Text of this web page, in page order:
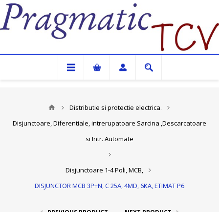
Pragmatic TCV
Distributie si protectie electrica.
Disjunctoare, Diferentiale, intrerupatoare Sarcina ,Descarcatoare
si Intr. Automate
Disjunctoare 1-4 Poli, MCB,
DISJUNCTOR MCB 3P+N, C 25A, 4MD, 6KA, ETIMAT P6